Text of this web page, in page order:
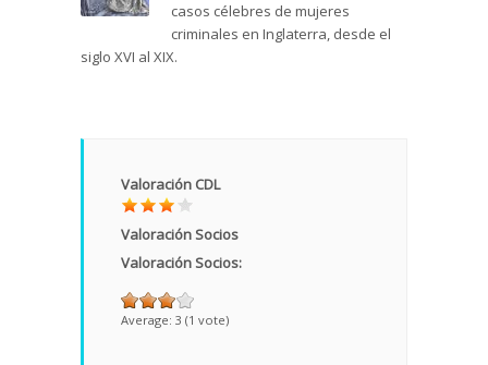
casos célebres de mujeres
criminales en Inglaterra, desde el
siglo XVI al XIX.
Valoración CDL
Valoración Socios
Valoración Socios:
Average: 3 (1 vote)